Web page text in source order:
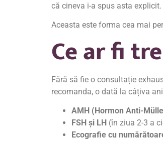
că cineva i-a spus asta
Aceasta este forma cea mai
Ce ar fi
Fără să fie o consultație
recomanda, o dată la câțiva
AMH (Hormon Anti-
FSH și LH (în ziua 2-3 a
Ecografie cu